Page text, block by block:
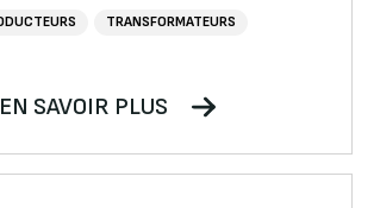
TRANSFORMATEURS
EN SAVOIR PLUS